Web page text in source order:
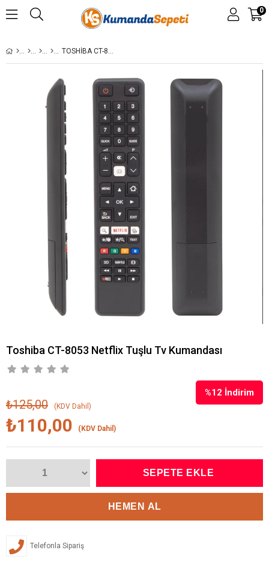
0
TOSHIBA CT-8053 NETFLIX TUŞLU TV KUMANDASI
Toshiba CT-8053 Netflix Tuşlu Tv Kumandası
%12 İndirim
₺125,00 (KDV Dahil)
₺110,00 (KDV Dahil)
Telefonla Sipariş